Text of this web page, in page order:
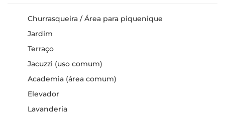
Churrasqueira / Área para piquenique
Jardim
Terraço
Jacuzzi (uso comum)
Academia (área comum)
Elevador
Lavanderia